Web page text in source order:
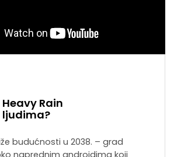
Rain
ljudima?
budućnosti u 2038. – grad
naprednim androidima koji